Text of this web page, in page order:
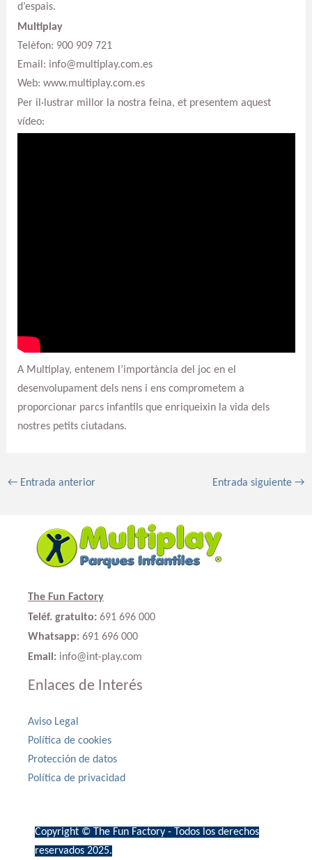
d’espais.
Multiplay
Telèfon: 900 909 721
Email: info@multiplay.com.es
Web: www.multiplay.com.es
Per il·lustrar millor la nostra feina, et presentem aquest
vídeo:
A Multiplay, entenem l’importància del joc en el
desenvolupament dels nens i ens comprometem a
proporcionar parcs infantils que enriqueixin la vida dels
nostres petits ciutadans.
←Entrada anterior Entrada siguiente→
The Fun Factory
Teléf. gratuito: 691 696 000
Whatsapp: 691 696 000
Email: info@int-play.com
Enlaces de Interés
Aviso Legal
Política de cookies
Protección de datos
Política de privacidad
Copyright © The Fun Factory - Todos los derechos
reservados 2025.